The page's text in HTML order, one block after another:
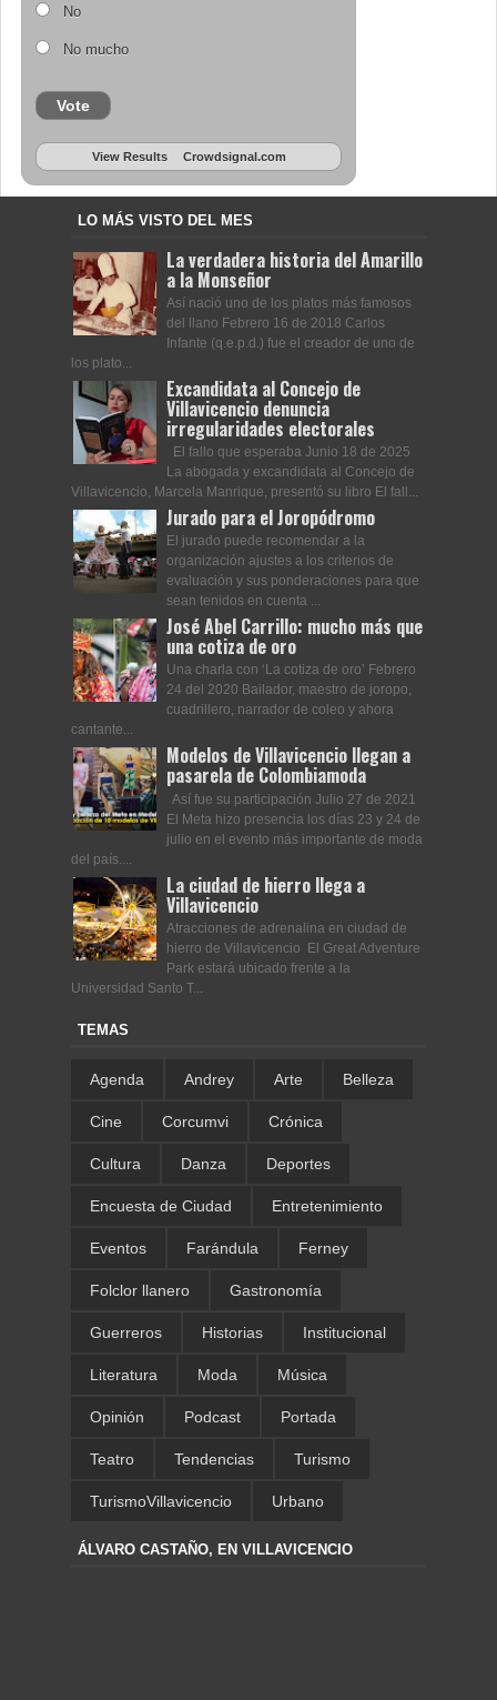
No
No mucho
Vote
View Results Crowdsignal.com
LO MÁS VISTO DEL MES
La verdadera historia del Amarillo
a la Monseñor
Así nació uno de los platos más famosos
del llano Febrero 16 de 2018 Carlos
Infante (q.e.p.d.) fue el creador de uno de
los plato...
Excandidata al Concejo de
Villavicencio denuncia
irregularidades electorales
El fallo que esperaba Junio 18 de 2025
La abogada y excandidata al Concejo de
Villavicencio, Marcela Manrique, presentó su libro El fall...
Jurado para el Joropódromo
El jurado puede recomendar a la
organización ajustes a los criterios de
evaluación y sus ponderaciones para que
sean tenidos en cuenta ...
José Abel Carrillo: mucho más que
una cotiza de oro
Una charla con ‘La cotiza de oro’ Febrero
24 del 2020 Bailador, maestro de joropo,
cuadrillero, narrador de coleo y ahora
cantante...
Modelos de Villavicencio llegan a
pasarela de Colombiamoda
Así fue su participación Julio 27 de 2021
El Meta hizo presencia los días 23 y 24 de
julio en el evento más importante de moda
del país....
La ciudad de hierro llega a
Villavicencio
Atracciones de adrenalina en ciudad de
hierro de Villavicencio El Great Adventure
Park estará ubicado frente a la
Universidad Santo T...
TEMAS
Agenda Andrey Arte Belleza
Cine Corcumvi Crónica
Cultura Danza Deportes
Encuesta de Ciudad Entretenimiento
Eventos Farándula Ferney
Folclor llanero Gastronomía
Guerreros Historias Institucional
Literatura Moda Música
Opinión Podcast Portada
Teatro Tendencias Turismo
TurismoVillavicencio Urbano
ÁLVARO CASTAÑO, EN VILLAVICENCIO